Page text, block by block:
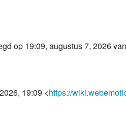
op 19:09, augustus 7, 2026 van
19:09 <https://